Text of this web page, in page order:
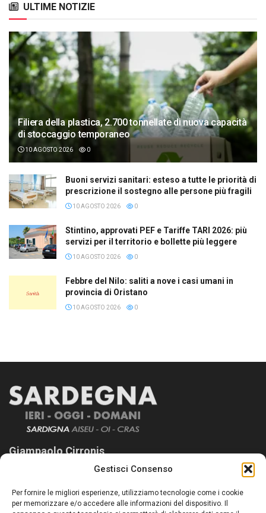
Gestisci Consenso
Per fornire le migliori esperienze, utilizziamo tecnologie come i cookie
per memorizzare e/o accedere alle informazioni del dispositivo. Il
ULTIME NOTIZIE
Filiera della plastica, 2.700 tonnellate di nuova capacità
di stoccaggio temporaneo
10 AGOSTO 2026 0
Buoni servizi sanitari: esteso a tutte le priorità di
prescrizione il sostegno alle persone più fragili
10 AGOSTO 2026 0
Stintino, approvati PEF e Tariffe TARI 2026: più
servizi per il territorio e bollette più leggere
10 AGOSTO 2026 0
Febbre del Nilo: saliti a nove i casi umani in
provincia di Oristano
10 AGOSTO 2026 0
Giampaolo Cirronis
Sardegna Ieri-Oggi-Domani nasce per informare “liberamente” i
lettori su quanto accade in Sardegna, con un occhio rivolto al
nostro passato e, soprattutto, al nostro futuro